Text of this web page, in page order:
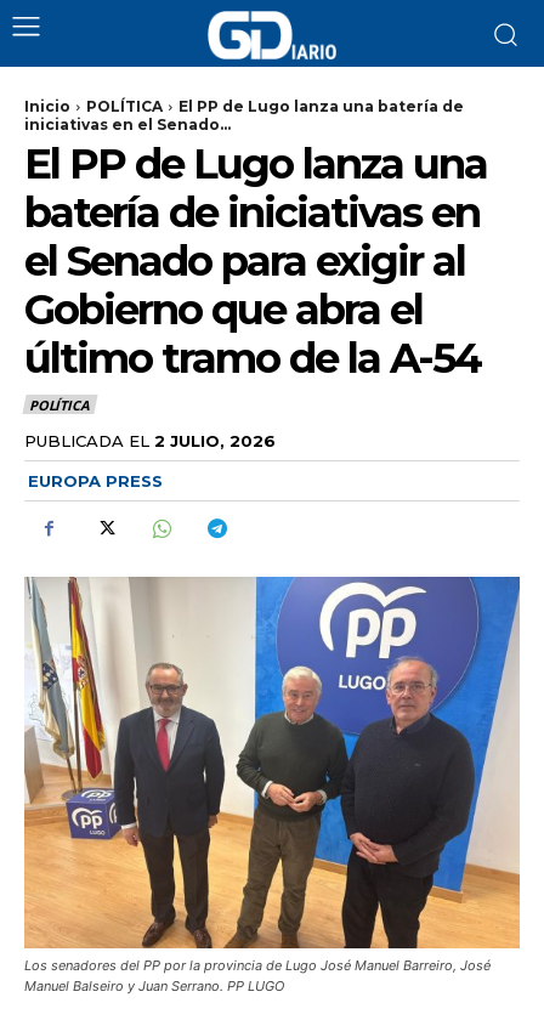
Inicio POLÍTICA
El PP de Lugo lanza una batería de
iniciativas en el Senado...
El PP de Lugo lanza una
batería de iniciativas en
el Senado para exigir al
Gobierno que abra el
último tramo de la A-54
POLÍTICA
PUBLICADA EL 2 JULIO, 2026
EUROPA PRESS
Los senadores del PP por la provincia de Lugo José Manuel Barreiro, José
Manuel Balseiro y Juan Serrano. PP LUGO